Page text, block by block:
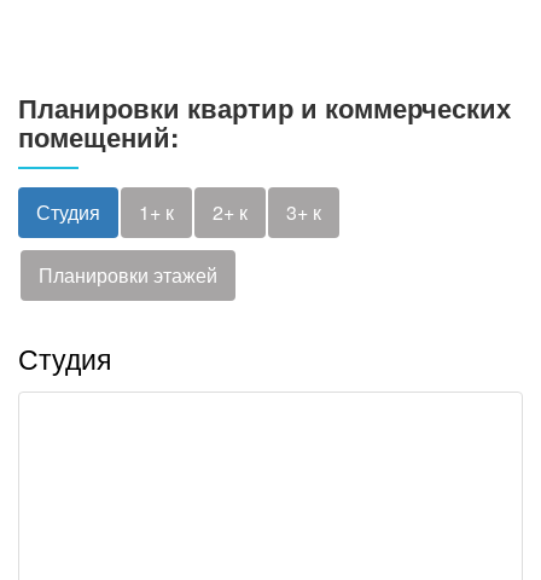
Планировки квартир и коммерческих
помещений:
Студия 1+ к 2+ к 3+ к
Планировки этажей
Студия